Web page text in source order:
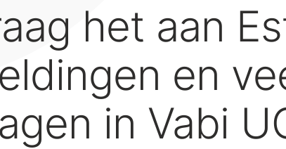
het aan
en
in Vabi